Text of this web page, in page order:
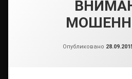
Опубликовано